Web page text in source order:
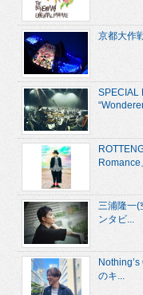
京都大作
SPECIAL
Romance
三浦隆一(
ンタビ...
のキ...